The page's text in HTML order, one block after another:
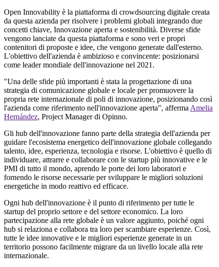
Open Innovability è la piattaforma di crowdsourcing digitale creata
da questa azienda per risolvere i problemi globali integrando due
concetti chiave, Innovazione aperta e sostenibilità. Diverse sfide
vengono lanciate da questa piattaforma e sono veri e propri
contenitori di proposte e idee, che vengono generate dall'esterno.
L'obiettivo dell'azienda è ambizioso e convincente: posizionarsi
come leader mondiale dell'innovazione nel 2021.
"Una delle sfide più importanti è stata la progettazione di una
strategia di comunicazione globale e locale per promuovere la
propria rete internazionale di poli di innovazione, posizionando così
l'azienda come riferimento nell'innovazione aperta", afferma Amelia
Hernández, Project Manager di Opinno.
Gli hub dell'innovazione fanno parte della strategia dell'azienda per
guidare l'ecosistema energetico dell'innovazione globale collegando
talento, idee, esperienza, tecnologia e risorse. L'obiettivo è quello di
individuare, attrarre e collaborare con le startup più innovative e le
PMI di tutto il mondo, aprendo le porte dei loro laboratori e
fornendo le risorse necessarie per sviluppare le migliori soluzioni
energetiche in modo reattivo ed efficace.
Ogni hub dell'innovazione è il punto di riferimento per tutte le
startup del proprio settore e del settore economico. La loro
partecipazione alla rete globale è un valore aggiunto, poiché ogni
hub si relaziona e collabora tra loro per scambiare esperienze. Così,
tutte le idee innovative e le migliori esperienze generate in un
territorio possono facilmente migrare da un livello locale alla rete
internazionale.